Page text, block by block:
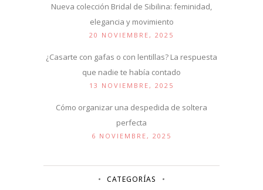
Nueva colección Bridal de Sibilina: feminidad,
elegancia y movimiento
20 NOVIEMBRE, 2025
¿Casarte con gafas o con lentillas? La respuesta
que nadie te había contado
13 NOVIEMBRE, 2025
Cómo organizar una despedida de soltera
perfecta
6 NOVIEMBRE, 2025
CATEGORÍAS